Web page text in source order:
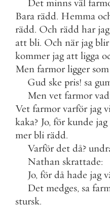
Det minns väl
Bara rädd. Hemma
rädd. Och rädd har jag
att bli. Och när jag blir
kommer jag att ligga
Men farmor ligger som
Gud ske pris! sa
Men vet farmor vad
Vet farmor varför jag
kaka? Jo, för kunde jag
mer bli rädd.
Varför det då?
Nathan skrattade:
Jo, för då hade jag
Det medges, sa
stursk.